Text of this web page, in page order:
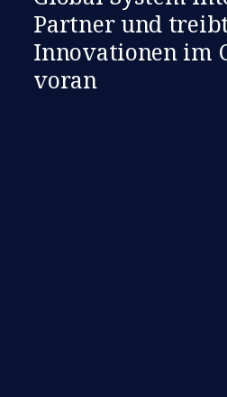
Partner und
Innovationen im
voran